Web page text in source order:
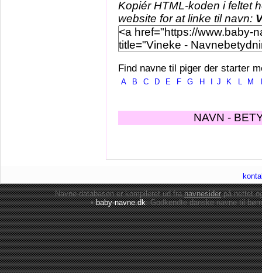
Kopiér HTML-koden i feltet
website for at linke til navn:
Find navne til piger der starter
A B C D E F G H J K L M
NAVN -
Navne-databasen er kompileret ud franavnesiderpå nettet
•baby-navne.dk: Godkendte danskenavne til børn